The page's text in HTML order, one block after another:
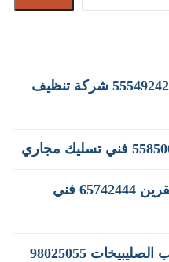
عمال تنظيف منازل أبو حليفة 55549242 شركة تنظيف
معلم كهربائي منازل اسواق القرين 65742444 فني
فني تصليح غسالات شمال غرب الصليبيخات 98025055